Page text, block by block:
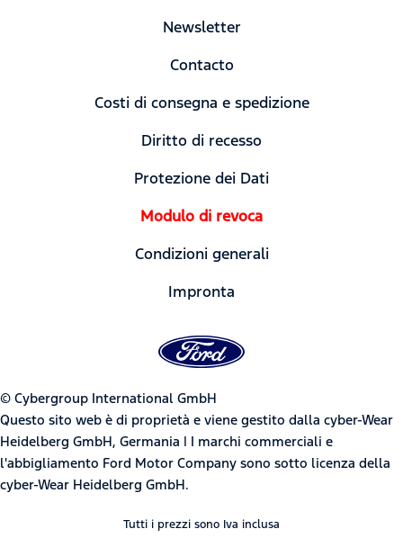
Newsletter
Contacto
Costi di consegna e spedizione
Diritto di recesso
Protezione dei Dati
Modulo di revoca
Condizioni generali
Impronta
© Cybergroup International GmbH
Questo sito web è di proprietà e viene gestito dalla cyber-Wear
Heidelberg GmbH, Germania | I marchi commerciali e
l'abbigliamento Ford Motor Company sono sotto licenza della
cyber-Wear Heidelberg GmbH.
Tutti i prezzi sono Iva inclusa